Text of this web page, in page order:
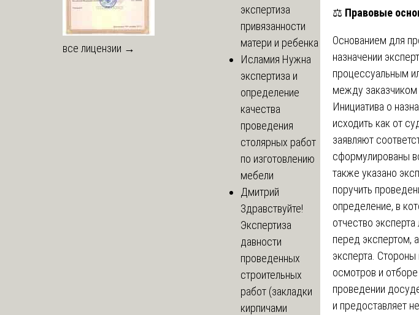
⚖️ Правовые
Основанием для
назначении
процессуальным
между заказчиком
Инициатива о
исходить как от
заявляют
сформулированы
также указано
поручить
определение, в
отчество
перед экспертом,
эксперта.
осмотров и
проведении
и предоставляет
все лицензии →
экспертиза
привязанности
матери и ребенка
Исламия Нужна
экспертиза и
определение
качества
проведения
столярных работ
по изготовлению
мебели
Дмитрий
Здравствуйте!
Экспертиза
давности
проведенных
строительных
работ (закладки
кирпичами